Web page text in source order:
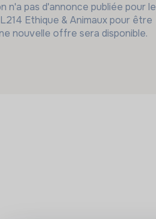
n'a pas d'annonce publiée pour le
Ethique & Animaux pour être
nouvelle offre sera disponible.